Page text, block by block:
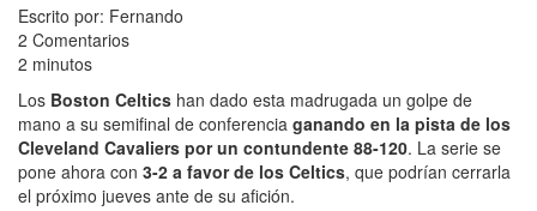
Escrito por: Fernando
2 Comentarios
2 minutos
Los Boston Celtics han dado esta madrugada un golpe de
mano a su semifinal de conferencia ganando en la pista de los
Cleveland Cavaliers por un contundente 88-120. La serie se
pone ahora con 3-2 a favor de los Celtics, que podrían cerrarla
el próximo jueves ante de su afición.